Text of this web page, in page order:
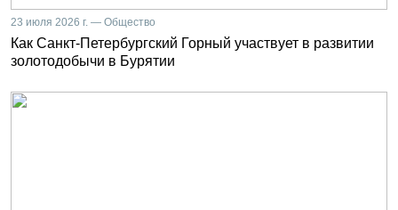
23 июля 2026 г. — Общество
Как Санкт-Петербургский Горный участвует в развитии
золотодобычи в Бурятии